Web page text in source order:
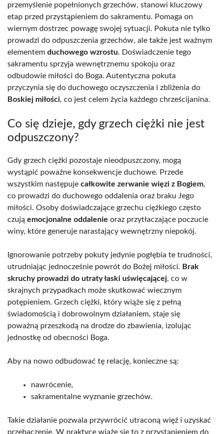
przemyślenie popełnionych grzechów, stanowi kluczowy
etap przed przystąpieniem do sakramentu. Pomaga on
wiernym dostrzec powagę swojej sytuacji. Pokuta nie tylko
prowadzi do odpuszczenia grzechów, ale także jest ważnym
elementem duchowego wzrostu. Doświadczenie tego
sakramentu sprzyja wewnętrznemu spokoju oraz
odbudowie miłości do Boga. Autentyczna pokuta
przyczynia się do duchowego oczyszczenia i zbliżenia do
Boskiej miłości, co jest celem życia każdego chrześcijanina.
Co się dzieje, gdy grzech ciężki nie jest
odpuszczony?
Gdy grzech ciężki pozostaje nieodpuszczony, mogą
wystąpić poważne konsekwencje duchowe. Przede
wszystkim następuje całkowite zerwanie więzi z Bogiem,
co prowadzi do duchowego oddalenia oraz braku Jego
miłości. Osoby doświadczające grzechu ciężkiego często
czują emocjonalne oddalenie oraz przytłaczające poczucie
winy, które generuje narastający wewnętrzny niepokój.
Ignorowanie potrzeby pokuty jedynie pogłębia te trudności,
utrudniając jednocześnie powrót do Bożej miłości. Brak
skruchy prowadzi do utraty łaski uświęcającej, co w
skrajnych przypadkach może skutkować wiecznym
potępieniem. Grzech ciężki, który wiąże się z pełną
świadomością i dobrowolnym działaniem, staje się
poważną przeszkodą na drodze do zbawienia, izolując
jednostkę od obecności Boga.
Aby na nowo odbudować tę relację, konieczne są:
nawrócenie,
sakramentalne wyznanie grzechów.
Takie działanie pozwala przywrócić utraconą więź i uzyskać
przebaczenie. W praktyce wiąże się to z przystąpieniem do